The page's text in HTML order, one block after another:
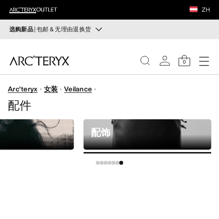
ZH
选购新品| 包邮 & 无理由退换货
运动员的需求，设计师的动力——在优化现有畅销产品的
同时，启发全新的解决方案。新款装备定期上架。
选购女士
无理由退换货
改变主意了？ 30天内购买的符合条件的商品可退换货。
开始免费退货。
0
女士
男士
鞋履
装备
VEILANCE
发现
Arc'teryx 女装 Veilance
配件
配饰